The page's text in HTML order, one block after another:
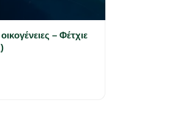
– Φέτχιε